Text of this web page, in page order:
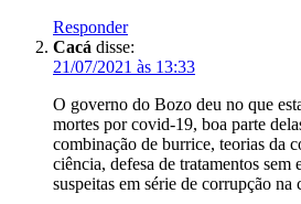
Responder
Cacá disse:
21/07/2021 às 13:33
O governo do Bozo deu no que
mortes por covid-19, boa parte
combinação de burrice, teorias da
ciência, defesa de tratamentos sem
suspeitas em série de corrupção